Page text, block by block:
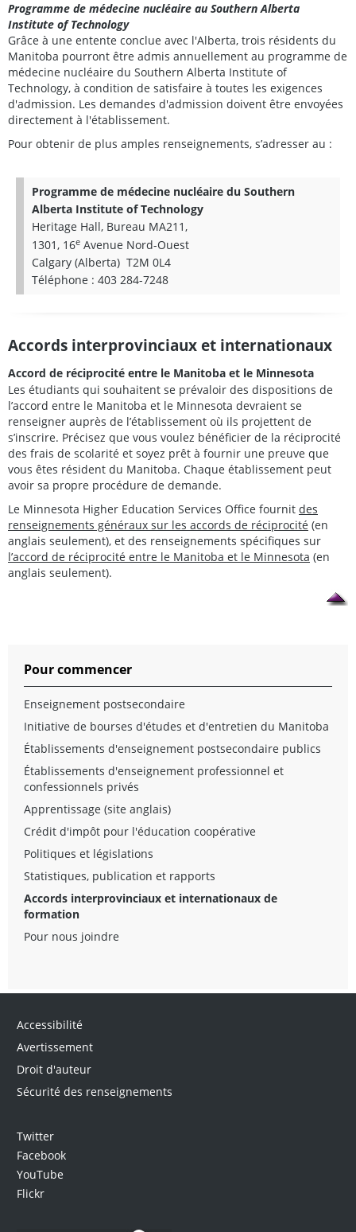
Programme de médecine nucléaire auSouthern Alberta
Institute of Technology
Grâce à une entente conclue avec l'Alberta, trois résidents du
Manitoba pourront être admis annuellement au programme de
médecine nucléaire du Southern Alberta Institute of
Technology, à condition de satisfaire à toutes les exigences
d'admission. Les demandes d'admission doivent être envoyées
directement à l'établissement.
Pour obtenir de plus amples renseignements, s’adresser au :
Programme de médecine nucléaire du Southern
Alberta Institute of Technology
Heritage Hall, Bureau MA211,
1301, 16e Avenue Nord-Ouest
Calgary (Alberta) T2M 0L4
Téléphone : 403 284-7248
Accords interprovinciaux et internationaux
Accord de réciprocité entre le Manitoba et le Minnesota
Les étudiants qui souhaitent se prévaloir des dispositions de
l’accord entre le Manitoba et le Minnesota devraient se
renseigner auprès de l’établissement où ils projettent de
s’inscrire. Précisez que vous voulez bénéficier de la réciprocité
des frais de scolarité et soyez prêt à fournir une preuve que
vous êtes résident du Manitoba. Chaque établissement peut
avoir sa propre procédure de demande.
Le Minnesota Higher Education Services Office fournit des
renseignements généraux sur les accords de réciprocité (en
anglais seulement), et des renseignements spécifiques sur
l’accord de réciprocité entre le Manitoba et le Minnesota (en
anglais seulement).
Pour commencer
Enseignement postsecondaire
Initiative de bourses d'études et d'entretien du Manitoba
Établissements d'enseignement postsecondaire publics
Établissements d'enseignement professionnel et
confessionnels privés
Apprentissage (site anglais)
Crédit d'impôt pour l'éducation coopérative
Politiques et législations
Statistiques, publication et rapports
Accords interprovinciaux et internationaux de
formation
Pour nous joindre
Accessibilité
Avertissement
Droit d'auteur
Sécurité des renseignements
Twitter
Facebook
YouTube
Flickr